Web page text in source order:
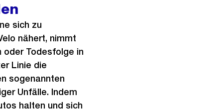
sich zu
nähert, nimmt
oder Todesfolge in
Linie die
sogenannten
Unfälle. Indem
halten und sich